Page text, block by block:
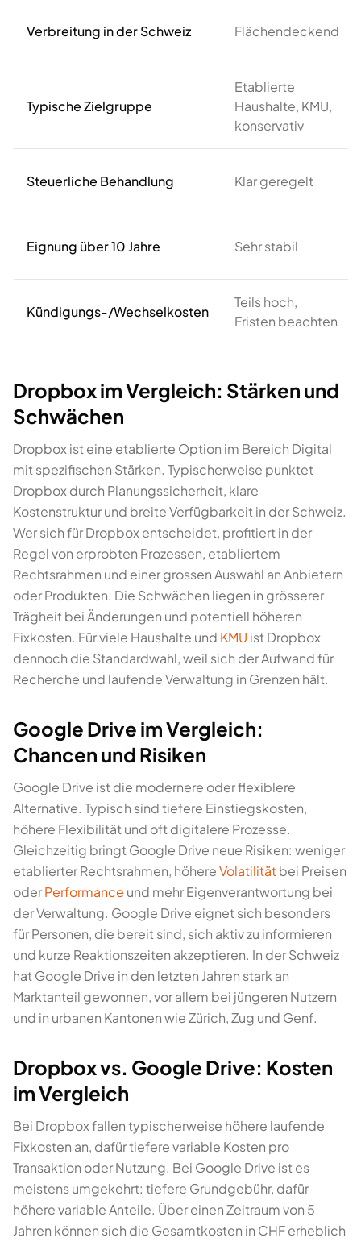
Verbreitung in der Schweiz Flächendeckend
Typische Zielgruppe
Etablierte
Haushalte, KMU,
konservativ
Steuerliche Behandlung Klar geregelt
Eignung über 10 Jahre Sehr stabil
Kündigungs-/Wechselkosten
Teils hoch,
Fristen beachten
Dropbox im Vergleich: Stärken und
Schwächen
Dropbox ist eine etablierte Option im Bereich Digital
mit spezifischen Stärken. Typischerweise punktet
Dropbox durch Planungssicherheit, klare
Kostenstruktur und breite Verfügbarkeit in der Schweiz.
Wer sich für Dropbox entscheidet, profitiert in der
Regel von erprobten Prozessen, etabliertem
Rechtsrahmen und einer grossen Auswahl an Anbietern
oder Produkten. Die Schwächen liegen in grösserer
Trägheit bei Änderungen und potentiell höheren
Fixkosten. Für viele Haushalte und KMU ist Dropbox
dennoch die Standardwahl, weil sich der Aufwand für
Recherche und laufende Verwaltung in Grenzen hält.
Google Drive im Vergleich:
Chancen und Risiken
Google Drive ist die modernere oder flexiblere
Alternative. Typisch sind tiefere Einstiegskosten,
höhere Flexibilität und oft digitalere Prozesse.
Gleichzeitig bringt Google Drive neue Risiken: weniger
etablierter Rechtsrahmen, höhereVolatilitätbei Preisen
oderPerformance und mehr Eigenverantwortung bei
der Verwaltung. Google Drive eignet sich besonders
für Personen, die bereit sind, sich aktiv zu informieren
und kurze Reaktionszeiten akzeptieren. In der Schweiz
hat Google Drive in den letzten Jahren stark an
Marktanteil gewonnen, vor allem bei jüngeren Nutzern
und in urbanen Kantonen wie Zürich, Zug und Genf.
Dropbox vs. Google Drive: Kosten
im Vergleich
Bei Dropbox fallen typischerweise höhere laufende
Fixkosten an, dafür tiefere variable Kosten pro
Transaktion oder Nutzung. Bei Google Drive ist es
meistens umgekehrt: tiefere Grundgebühr, dafür
höhere variable Anteile. Über einen Zeitraum von 5
Jahren können sich die Gesamtkosten in CHF erheblich